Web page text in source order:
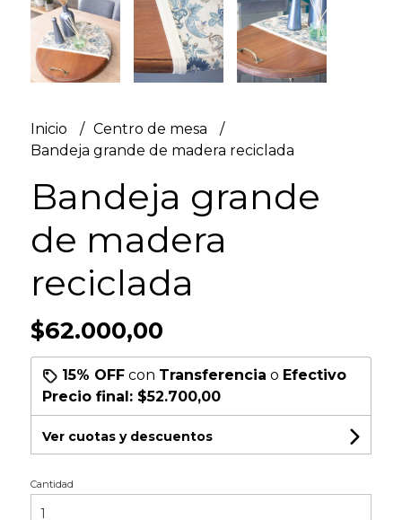
Inicio
Centro de mesa
Bandeja grande de madera reciclada
Bandeja grande
de madera
reciclada
$62.000,00
15% OFFcon Transferencia o Efectivo
Precio final: $52.700,00
Ver cuotas y descuentos
Cantidad